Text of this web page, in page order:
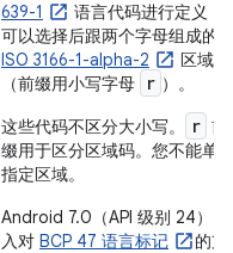
639-1
语言代码进行定义，
可以选择后跟两个字母组成的
ISO 3166-1-alpha-2
区域码
（前缀用小写字母
r ）。
这些代码不区分大小写。
r 前
缀用于区分区域码。您不能单
指定区域。
Android 7.0（API 级别 24）引
入对 BCP 47 语言标记
的支